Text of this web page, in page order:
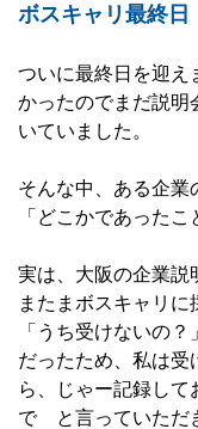
ボスキャリ最終日
ついに最終日を迎え
かったのでまだ説明
いていました。
そんな中、ある企業
「どこかであったこ
実は、大阪の企業説
またまボスキャリに
「うち受けないの
だったため、私は受
ら、じゃー記録して
で と言っていただ